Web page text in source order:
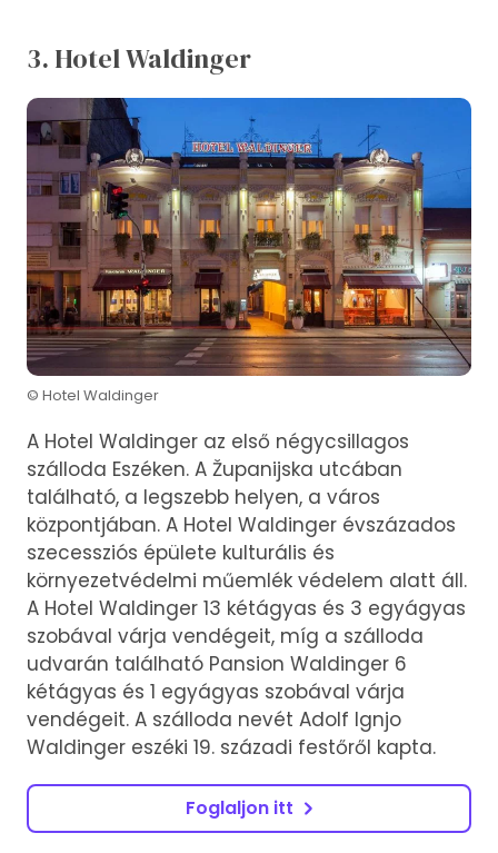
3. Hotel Waldinger
© Hotel Waldinger
A Hotel Waldinger az első négycsillagos
szálloda Eszéken. A Županijska utcában
található, a legszebb helyen, a város
központjában. A Hotel Waldinger évszázados
szecessziós épülete kulturális és
környezetvédelmi műemlék védelem alatt áll.
A Hotel Waldinger 13 kétágyas és 3 egyágyas
szobával várja vendégeit, míg a szálloda
udvarán található Pansion Waldinger 6
kétágyas és 1 egyágyas szobával várja
vendégeit. A szálloda nevét Adolf Ignjo
Waldinger eszéki 19. századi festőről kapta.
Foglaljon itt